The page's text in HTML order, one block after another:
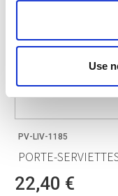
Use
PV-LIV-1185
PORTE-
22,40 €